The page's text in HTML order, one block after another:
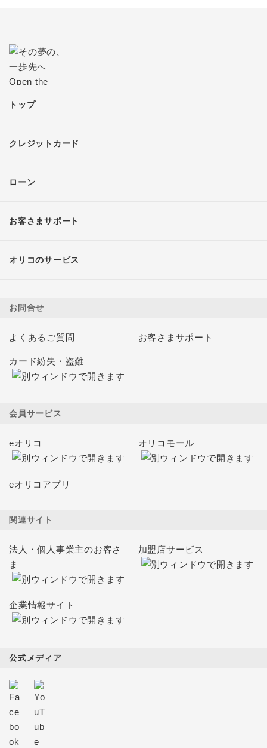
トップ
クレジットカード
ローン
お客さまサポート
オリコのサービス
お問合せ
よくあるご質問 お客さまサポート
カード紛失・盗難
会員サービス
eオリコ オリコモール
eオリコアプリ
関連サイト
法人・個人事業主のお客さ
ま
加盟店サービス
企業情報サイト
公式メディア